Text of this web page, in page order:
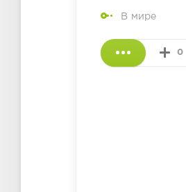
В мире
0